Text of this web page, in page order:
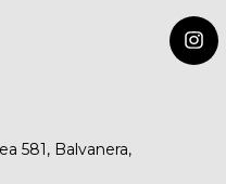
581, Balvanera,